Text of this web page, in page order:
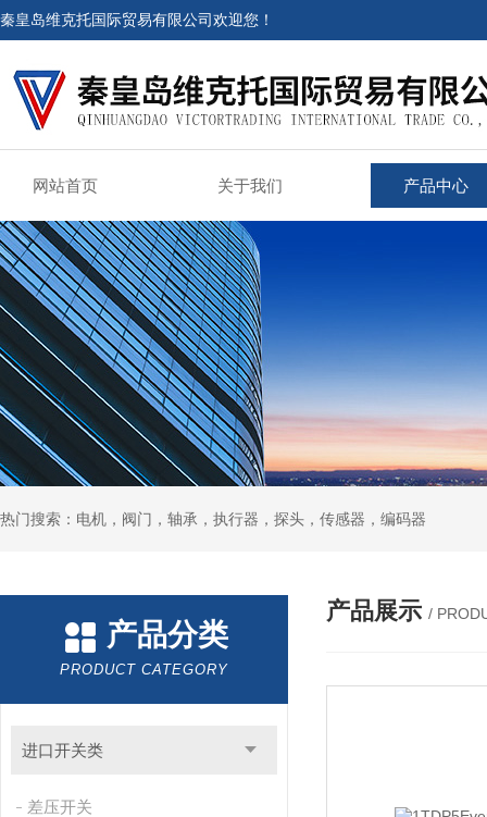
秦皇岛维克托国际贸易有限公司欢迎您！
网站首页 关于我们 产品中心
热门搜索：电机，阀门，轴承，执行器，探头，传感器，编码器
产品分类
PRODUCT CATEGORY
进口开关类
差压开关
产品展示 /